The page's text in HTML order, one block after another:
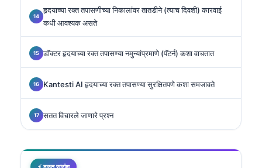
हृदयाच्या रक्त तपासणीच्या निकालांवर तातडीने (त्याच दिवशी) कारवाई
कधी आवश्यक असते
डॉक्टर हृदयाच्या रक्त तपासण्या नमुन्यांप्रमाणे (पॅटर्न) कशा वाचतात
Kantesti AI हृदयाच्या रक्त तपासण्या सुरक्षितपणे कशा समजावते
सतत विचारले जाणारे प्रश्न